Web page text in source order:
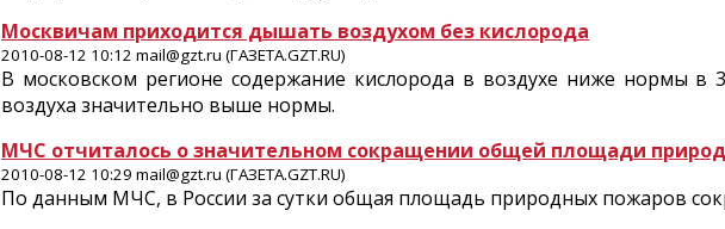
Москвичам приходится дышать воздухом без кислорода
2010-08-12 10:12 mail@gzt.ru (ГАЗЕТА.GZT.RU)
В московском регионе содержание кислорода в воздухе ниже нормы в
воздуха значительно выше нормы.
МЧС отчиталось о значительном сокращении общей площади
2010-08-12 10:29 mail@gzt.ru (ГАЗЕТА.GZT.RU)
По данным МЧС, в России за сутки общая площадь природных пожаров